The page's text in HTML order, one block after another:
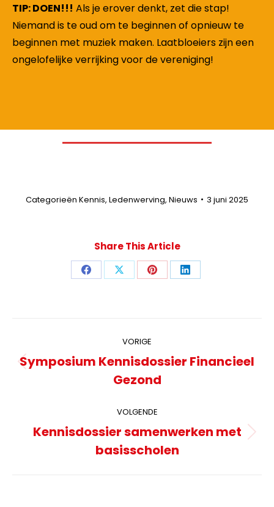
TIP: DOEN!!! Als je erover denkt, zet die stap!
Niemand is te oud om te beginnen of opnieuw te
beginnen met muziek maken. Laatbloeiers zijn een
ongelofelijke verrijking voor de vereniging!
Categorieën Kennis, Ledenwerving, Nieuws 3 juni 2025
Share This Article
Deel
Deel
Deel
Deel
navigation
VORIGE
Previous
post:
Symposium Kennisdossier Financieel
Gezond
VOLGENDE
Volgende
pagina
Kennisdossier samenwerken met
basisscholen